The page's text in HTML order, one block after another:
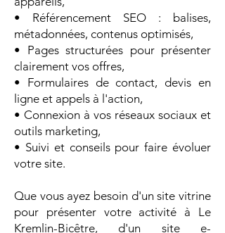
• Référencement SEO : balises,
métadonnées, contenus optimisés,
• Pages structurées pour présenter
clairement vos offres,
• Formulaires de contact, devis en
ligne et appels à l'action,
• Connexion à vos réseaux sociaux et
outils marketing,
• Suivi et conseils pour faire évoluer
votre site.
Que vous ayez besoin d'un site vitrine
pour présenter votre activité à Le
Kremlin-Bicêtre, d'un site e-